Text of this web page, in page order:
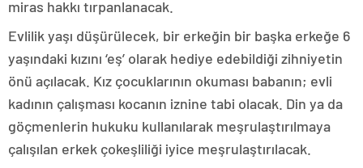
miras hakkı tırpanlanacak.
Evlilik yaşı düşürülecek, bir erkeğin bir başka erkeğe 6
yaşındaki kızını ‘eş’ olarak hediye edebildiği zihniyetin
önü açılacak. Kız çocuklarının okuması babanın; evli
kadının çalışması kocanın iznine tabi olacak. Din ya da
göçmenlerin hukuku kullanılarak meşrulaştırılmaya
çalışılan erkek çokeşliliği iyice meşrulaştırılacak.